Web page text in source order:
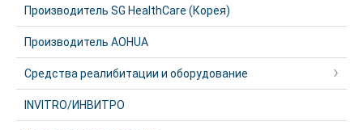
Производитель SG HealthCare (Корея)
Производитель AOHUA
Средства реалибитации и оборудование
INVITRO/ИНВИТРО